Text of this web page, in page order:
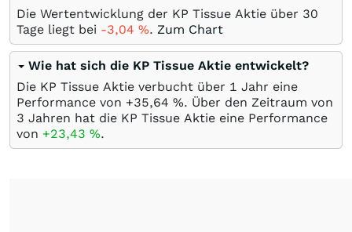
Die Wertentwicklung der KP Tissue Aktie über 30
Tage liegt bei -3,04 %. Zum Chart
Wie hat sich die KP Tissue Aktie entwickelt?
Die KP Tissue Aktie verbucht über 1 Jahr eine
Performance von +35,64 %. Über den Zeitraum von
3 Jahren hat die KP Tissue Aktie eine Performance
von +23,43 %.